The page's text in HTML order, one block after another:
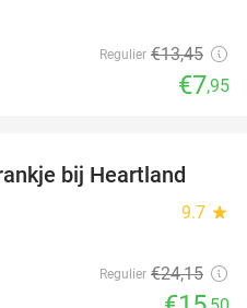
Regulier €13,45
€7,95
36%
bij Heartland
9.7 star
Regulier €24,15